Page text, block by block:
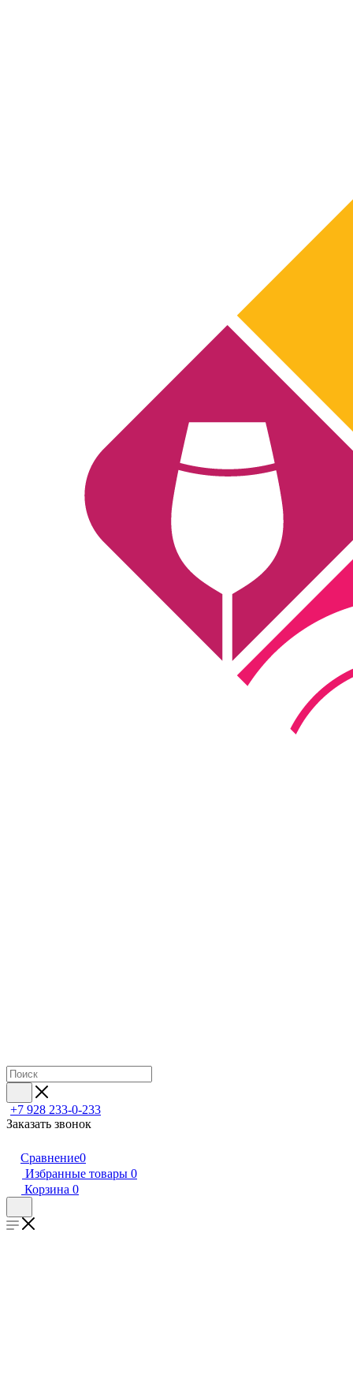
+7 928 233-0-233
Заказать звонок
Сравнение0
Избранные товары 0
Корзина 0